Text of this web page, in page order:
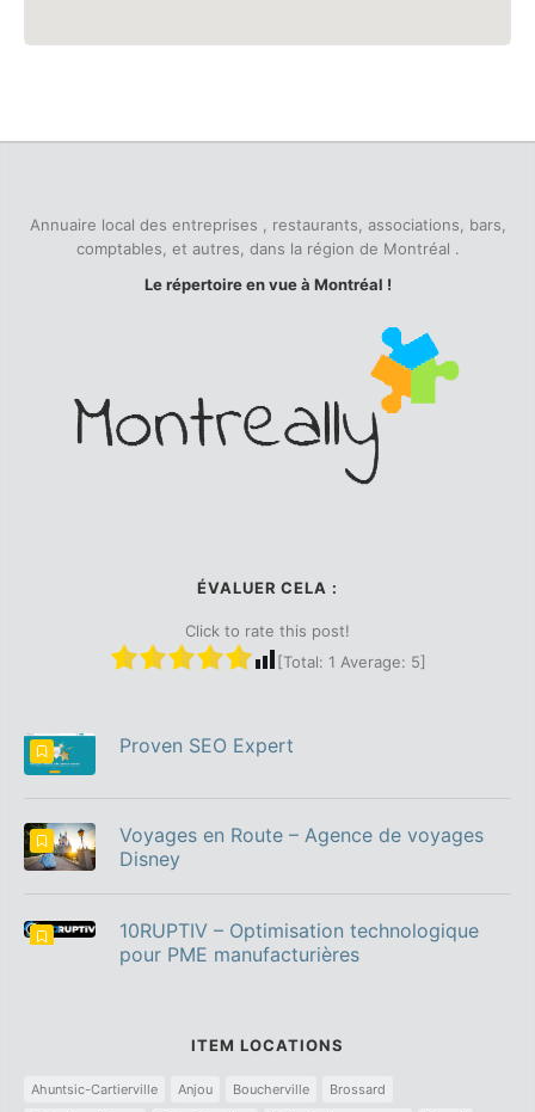
Annuaire local des entreprises , restaurants, associations, bars,
comptables, et autres, dans la région de Montréal .
Le répertoire en vue à Montréal !
ÉVALUER CELA :
Click to rate this post!
[Total: 1 Average: 5]
Proven SEO Expert
Voyages en Route – Agence de voyages
Disney
10RUPTIV – Optimisation technologique
pour PME manufacturières
ITEM LOCATIONS
Ahuntsic-Cartierville Anjou Boucherville
Brossard